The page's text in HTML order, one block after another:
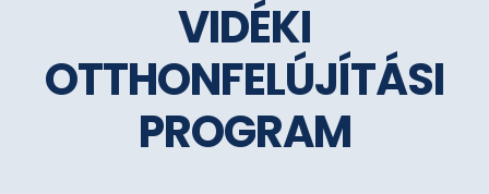
VIDÉKI
OTTHONFELÚJÍTÁSI
PROGRAM